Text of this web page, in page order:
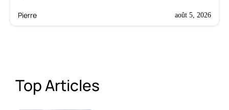
Pierre août 5, 2026
Top Articles